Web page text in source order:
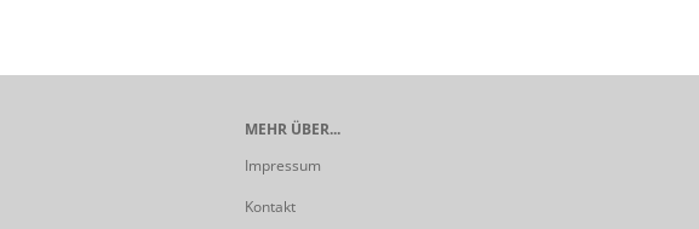
MEHR ÜBER...
Impressum
Kontakt